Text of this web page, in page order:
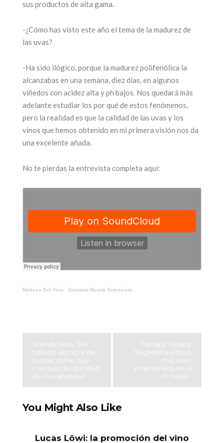
sus productos de alta gama.
-¿Cómo has visto este año el tema de la madurez de
las uvas?
-Ha sido ilógico, porque la madurez polifenólica la
alcanzabas en una semana, diez días, en algunos
viñedos con acidez alta y ph bajos. Nos quedará más
adelante estudiar los por qué de estos fenómenos,
pero la realidad es que la calidad de las uvas y los
vinos que hemos obtenido en mi primera visión nos da
una excelente añada.
No te pierdas la entrevista completa aquí:
Matices Del Vino · Gustavo Rearte Entrevista
Brenda Vera: “He
tratado siempre de
buscar zonas que
marquen la tipicidad
de los varietales”
Tamara Tassara:
“Argentina estuvo
muy bien
posicionada en la
Prowein”
You Might Also Like
Lucas Löwi: la promoción del vino